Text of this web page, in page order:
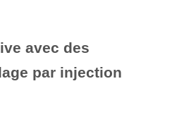
avec des
par injection